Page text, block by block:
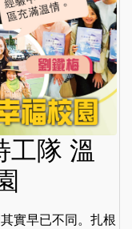
工隊 溫
實早已不同。扎根